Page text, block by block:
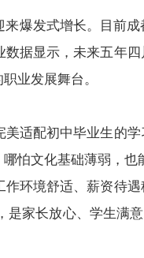
爆发式增长。目前
据显示，未来五年
业发展舞台。
适配初中毕业生的
怕文化基础薄弱，也
环境舒适、薪资待
家长放心、学生满